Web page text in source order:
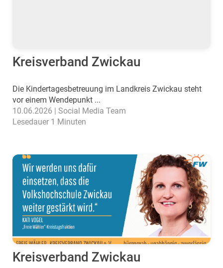
Kreisverband Zwickau
Die Kindertagesbetreuung im Landkreis Zwickau steht
vor einem Wendepunkt ...
10.06.2026 | Social Media Team
Lesedauer 1 Minuten
Kreisverband Zwickau